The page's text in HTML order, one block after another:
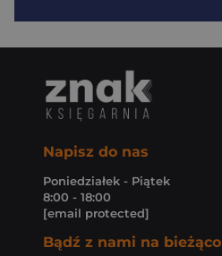
Napisz do nas
Poniedziałek - Piątek
8:00 - 18:00
[email protected]
Bądź z nami na bieżąco